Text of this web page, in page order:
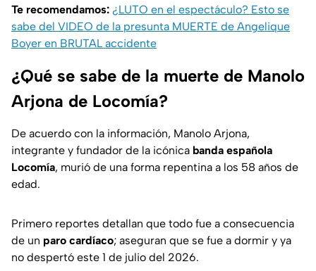
Te recomendamos: ¿LUTO en el espectáculo? Esto se
sabe del VIDEO de la presunta MUERTE de Angelique
Boyer en BRUTAL accidente
¿Qué se sabe de la muerte de Manolo
Arjona de Locomía?
De acuerdo con la información, Manolo Arjona,
integrante y fundador de la icónica banda española
Locomía, murió de una forma repentina a los 58 años de
edad.
Primero reportes detallan que todo fue a consecuencia
de un paro cardíaco; aseguran que se fue a dormir y ya
no despertó este 1 de julio del 2026.